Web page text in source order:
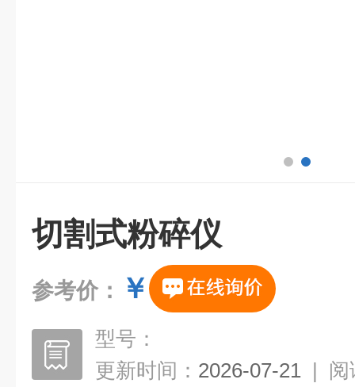
切割式粉碎仪
参考价： ￥
型号：
更新时间： 2026-07-21 | 阅